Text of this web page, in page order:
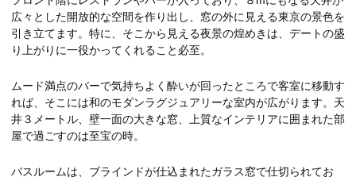
広々とした開放的な空間を作り出し、窓の外に見える東京の景色を
引き立てます。特に、そこから見える夜景の煌めきは、デートの盛
り上がりに一役かってくれること必至。
ムード満点のバーで気持ちよく酔いが回ったところで客室に移動す
れば、そこには和のモダンラグジュアリーな室内が広がります。天
井３メートル、壁一面の大きな窓、上質なインテリアに囲まれた部
屋で過ごすのは至宝の時。
バスルームは、ブラインドが仕込まれたガラス窓で仕切られてお